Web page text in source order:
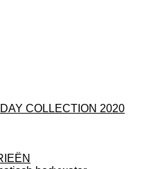
COLLECTION 2020